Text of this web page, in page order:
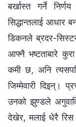
बर्खास्त गर्ने
सिद्धान्तलाई आधार
डिकनले ब्रदर-
आफ्नै भष्टताबारे
कमी छ, अनि
जिम्मेवारी दिइन्।
उनको झुण्डले
देखेर, मलाई धेरै रिस